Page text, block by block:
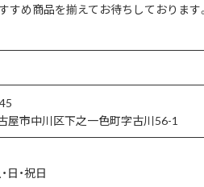
すめ商品を揃えてお待ちしております。
屋市中川区下之一色町字古川56-1
日・祝日